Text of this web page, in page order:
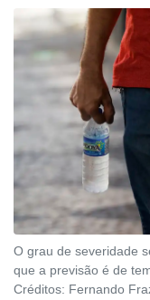
O grau de severidade
que a previsão é de
Créditos: Fernando